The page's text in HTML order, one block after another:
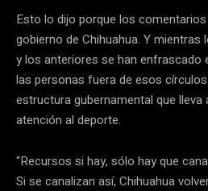
Esto lo dijo porque los
gobierno de Chihuahua. Y
y los anteriores se han enfrascado
las personas fuera de esos
estructura gubernamental que
atención al deporte.
“Recursos si hay, sólo hay que
Si se canalizan así, Chihuahua